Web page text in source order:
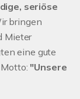
seriöse
bringen
Mieter
eine gute
Motto:"Unsere